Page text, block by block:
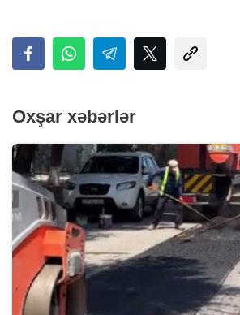
Oxşar xəbərlər